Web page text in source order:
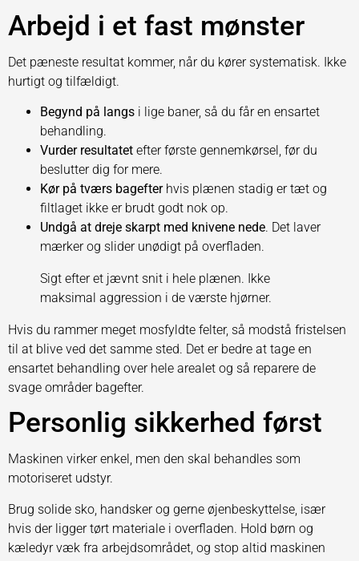
Arbejd i et fast mønster
Det pæneste resultat kommer, når du kører systematisk. Ikke
hurtigt og tilfældigt.
Begynd på langs i lige baner, så du får en ensartet
behandling.
Vurder resultatet efter første gennemkørsel, før du
beslutter dig for mere.
Kør på tværs bagefterhvis plænen stadig er tæt og
filtlaget ikke er brudt godt nok op.
Undgå at dreje skarpt med knivene nede. Det laver
mærker og slider unødigt på overfladen.
Sigt efter et jævnt snit i hele plænen. Ikke
maksimal aggression i de værste hjørner.
Hvis du rammer meget mosfyldte felter, så modstå fristelsen
til at blive ved det samme sted. Det er bedre at tage en
ensartet behandling over hele arealet og så reparere de
svage områder bagefter.
Personlig sikkerhed først
Maskinen virker enkel, men den skal behandles som
motoriseret udstyr.
Brug solide sko, handsker og gerne øjenbeskyttelse, især
hvis der ligger tørt materiale i overfladen. Hold børn og
kæledyr væk fra arbejdsområdet, og stop altid maskinen